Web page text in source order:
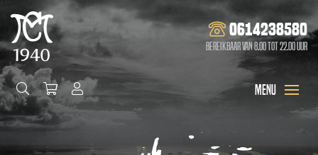
0614238580
Bereikbaar van 8.00 tot 22.00 uur